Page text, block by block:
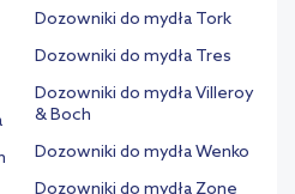
Dozowniki do mydła Tork
Dozowniki do mydła Tres
Dozowniki do mydła Villeroy
& Boch
Dozowniki do mydła Wenko
Dozowniki do mydła Zone